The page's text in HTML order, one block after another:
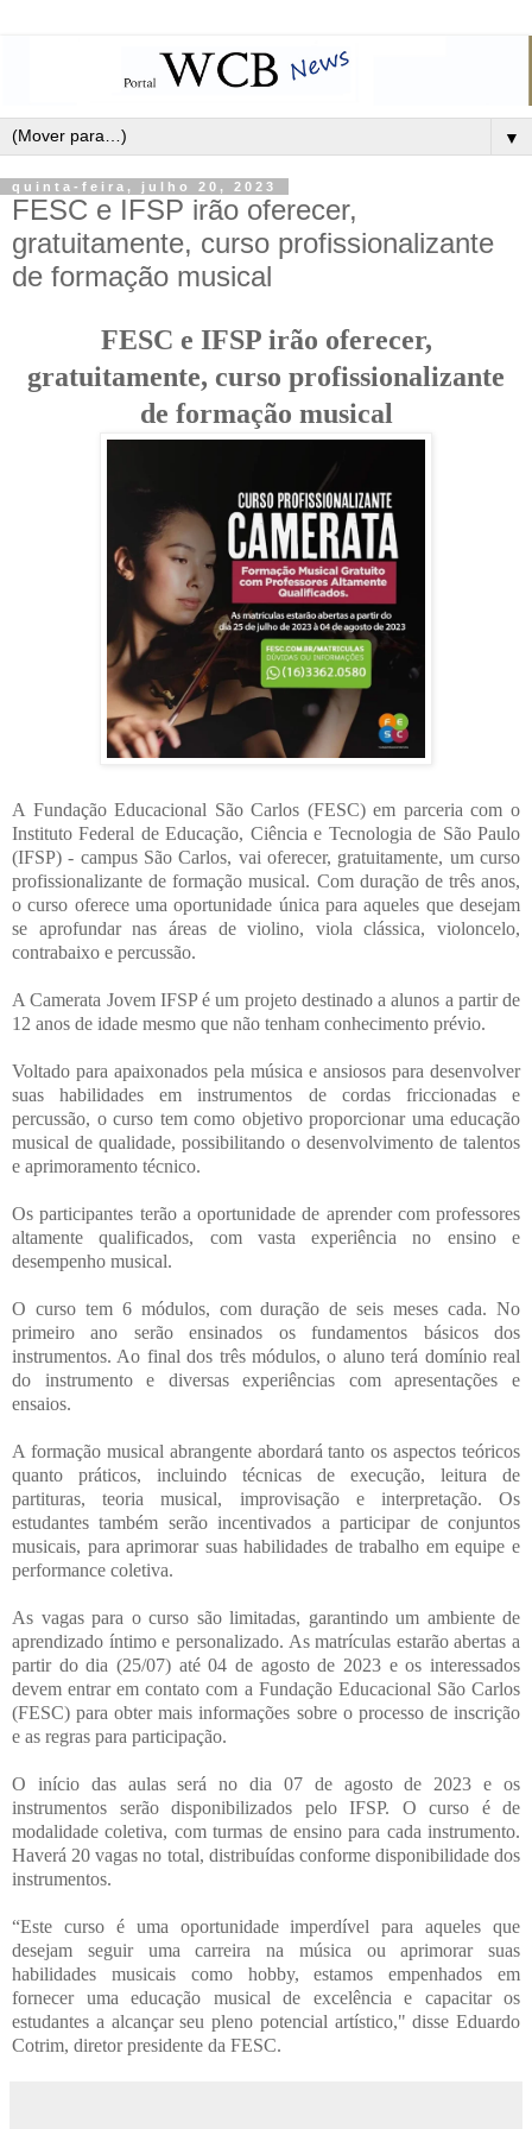
▼
quinta-feira, julho 20, 2023
FESC e IFSP irão oferecer,
gratuitamente, curso profissionalizante
de formação musical
FESC e IFSP irão oferecer,
gratuitamente, curso profissionalizante
de formação musical
A Fundação Educacional São Carlos (FESC) em parceria com o
Instituto Federal de Educação, Ciência e Tecnologia de São Paulo
(IFSP) - campus São Carlos, vai oferecer, gratuitamente, um curso
profissionalizante de formação musical. Com duração de três anos,
o curso oferece uma oportunidade única para aqueles que desejam
se aprofundar nas áreas de violino, viola clássica, violoncelo,
contrabaixo e percussão.
A Camerata Jovem IFSP é um projeto destinado a alunos a partir de
12 anos de idade mesmo que não tenham conhecimento prévio.
Voltado para apaixonados pela música e ansiosos para desenvolver
suas habilidades em instrumentos de cordas friccionadas e
percussão, o curso tem como objetivo proporcionar uma educação
musical de qualidade, possibilitando o desenvolvimento de talentos
e aprimoramento técnico.
Os participantes terão a oportunidade de aprender com professores
altamente qualificados, com vasta experiência no ensino e
desempenho musical.
O curso tem 6 módulos, com duração de seis meses cada. No
primeiro ano serão ensinados os fundamentos básicos dos
instrumentos. Ao final dos três módulos, o aluno terá domínio real
do instrumento e diversas experiências com apresentações e
ensaios.
A formação musical abrangente abordará tanto os aspectos teóricos
quanto práticos, incluindo técnicas de execução, leitura de
partituras, teoria musical, improvisação e interpretação. Os
estudantes também serão incentivados a participar de conjuntos
musicais, para aprimorar suas habilidades de trabalho em equipe e
performance coletiva.
As vagas para o curso são limitadas, garantindo um ambiente de
aprendizado íntimo e personalizado. As matrículas estarão abertas a
partir do dia (25/07) até 04 de agosto de 2023 e os interessados
devem entrar em contato com a Fundação Educacional São Carlos
(FESC) para obter mais informações sobre o processo de inscrição
e as regras para participação.
O início das aulas será no dia 07 de agosto de 2023 e os
instrumentos serão disponibilizados pelo IFSP. O curso é de
modalidade coletiva, com turmas de ensino para cada instrumento.
Haverá 20 vagas no total, distribuídas conforme disponibilidade dos
instrumentos.
“Este curso é uma oportunidade imperdível para aqueles que
desejam seguir uma carreira na música ou aprimorar suas
habilidades musicais como hobby, estamos empenhados em
fornecer uma educação musical de excelência e capacitar os
estudantes a alcançar seu pleno potencial artístico," disse Eduardo
Cotrim, diretor presidente da FESC.